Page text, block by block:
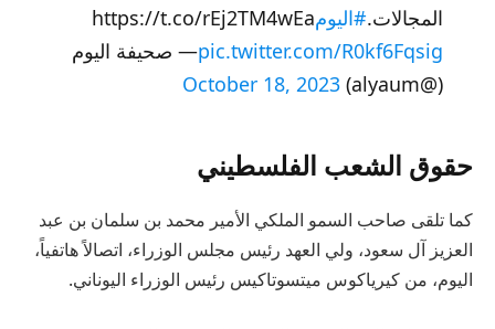
المجالات.#اليومhttps://t.co/rEj2TM4wEa
pic.twitter.com/R0kf6Fqsig— صحيفة اليوم
(@alyaum)
October 18, 2023
حقوق الشعب الفلسطيني
كما تلقى صاحب السمو الملكي الأمير محمد بن سلمان بن عبد
العزيز آل سعود، ولي العهد رئيس مجلس الوزراء، اتصالاً هاتفياً،
اليوم، من كيرياكوس ميتسوتاكيس رئيس الوزراء اليوناني.